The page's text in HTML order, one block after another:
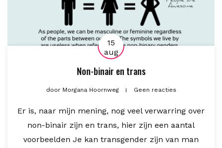
15
aug
Non-binair en trans
doorMorgana Hoornweg Geen reacties
Er is, naar mijn mening, nog veel verwarring over
non-binair zijn en trans, hier zijn een aantal
voorbeelden Je kan transgender zijn van man